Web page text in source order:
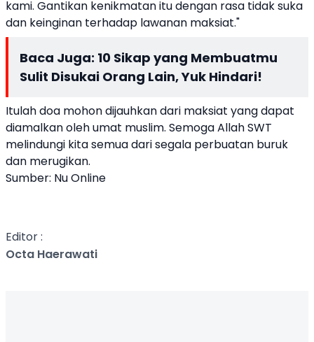
kami. Gantikan kenikmatan itu dengan rasa tidak suka
dan keinginan terhadap lawanan maksiat."
Baca Juga: 10 Sikap yang Membuatmu
Sulit Disukai Orang Lain, Yuk Hindari!
Itulah doa mohon dijauhkan dari maksiat yang dapat
diamalkan oleh umat muslim. Semoga Allah SWT
melindungi kita semua dari segala perbuatan buruk
dan merugikan.
Sumber: Nu Online
Editor :
Octa Haerawati